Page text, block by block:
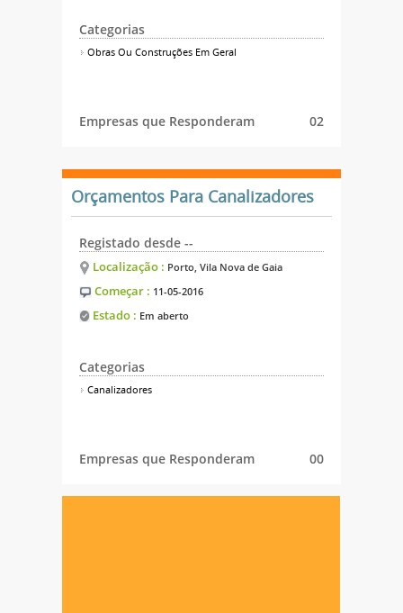
Categorias
Obras Ou Construções Em Geral
Empresas que Responderam 02
Orçamentos Para Canalizadores
Registado desde --
Localização : Porto, Vila Nova de Gaia
Começar : 11-05-2016
Estado : Em aberto
Categorias
Canalizadores
Empresas que Responderam 00